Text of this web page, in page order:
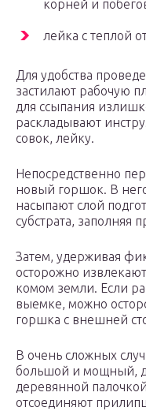
корней и
лейка с теплой
Для удобства
застилают рабочую
для ссыпания
раскладывают
совок, лейку.
Непосредственно
новый горшок. В
насыпают слой
субстрата, заполняя
Затем, удерживая
осторожно
комом земли. Если
выемке, можно
горшка с внешней
В очень сложных
большой и мощный,
деревянной
отсоединяют